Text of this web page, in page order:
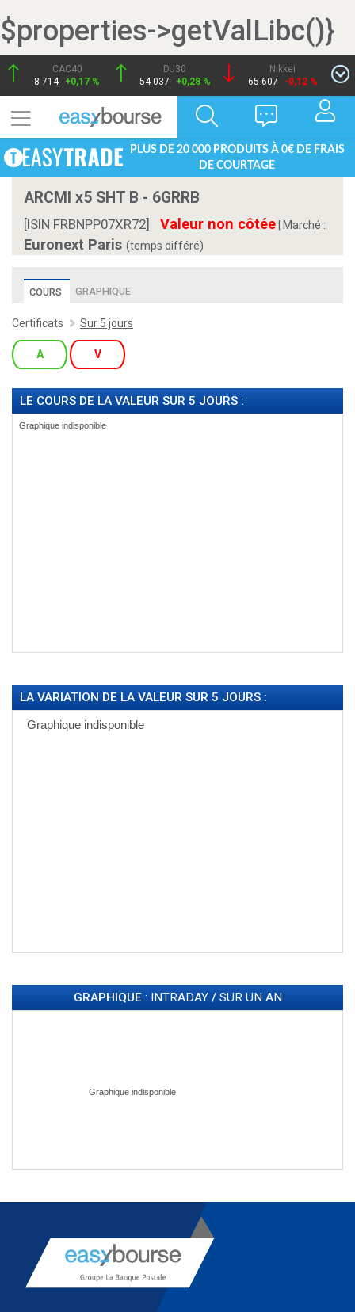
$properties->getValLibc()}
CAC40
8 714 +0,17 %
DJ30
54 037
+0,28 %
Nikkei
65 607
-0,12 %
PLUS DE 20 000 PRODUITS À 0€ DE FRAIS
DE COURTAGE
ARCMI x5 SHT B - 6GRRB
[ISIN FRBNPP07XR72] Valeur non côtée Marché :
Euronext Paris (temps différé)
COURS GRAPHIQUE
Certificats Sur 5 jours
A V
LE COURS DE LA VALEUR SUR 5 JOURS :
LA VARIATION DE LA VALEUR SUR 5 JOURS :
GRAPHIQUE : INTRADAY/ SUR UN AN